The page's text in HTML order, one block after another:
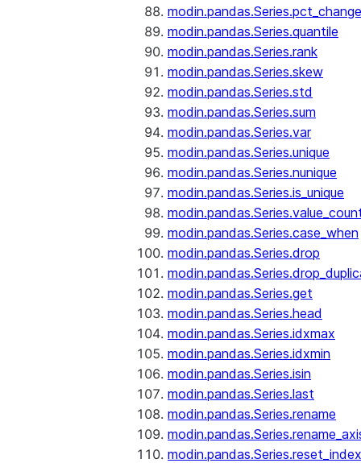
modin.pandas.Series.pct_change
modin.pandas.Series.quantile
modin.pandas.Series.rank
modin.pandas.Series.skew
modin.pandas.Series.std
modin.pandas.Series.sum
modin.pandas.Series.var
modin.pandas.Series.unique
modin.pandas.Series.nunique
modin.pandas.Series.is_unique
modin.pandas.Series.case_when
modin.pandas.Series.drop
modin.pandas.Series.get
modin.pandas.Series.head
modin.pandas.Series.idxmax
modin.pandas.Series.idxmin
modin.pandas.Series.isin
modin.pandas.Series.last
modin.pandas.Series.rename
modin.pandas.Series.reset_index